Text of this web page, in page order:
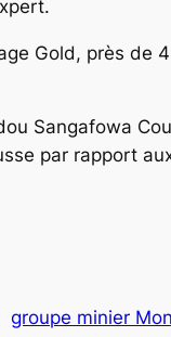
Gold, près de
Sangafowa
par rapport
groupe minier